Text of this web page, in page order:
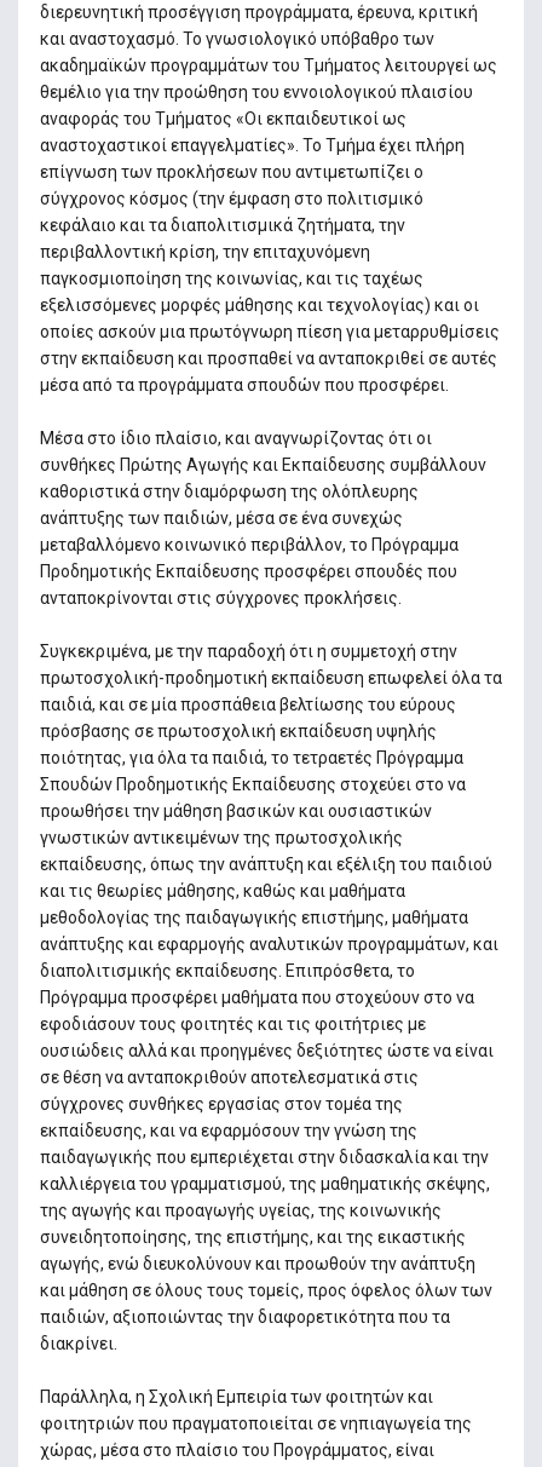
διερευνητική προσέγγιση προγράμματα, έρευνα, κριτική
και αναστοχασμό. Το γνωσιολογικό υπόβαθρο των
ακαδημαϊκών προγραμμάτων του Τμήματος λειτουργεί ως
θεμέλιο για την προώθηση του εννοιολογικού πλαισίου
αναφοράς του Τμήματος «Οι εκπαιδευτικοί ως
αναστοχαστικοί επαγγελματίες». Το Τμήμα έχει πλήρη
επίγνωση των προκλήσεων που αντιμετωπίζει ο
σύγχρονος κόσμος (την έμφαση στο πολιτισμικό
κεφάλαιο και τα διαπολιτισμικά ζητήματα, την
περιβαλλοντική κρίση, την επιταχυνόμενη
παγκοσμιοποίηση της κοινωνίας, και τις ταχέως
εξελισσόμενες μορφές μάθησης και τεχνολογίας) και οι
οποίες ασκούν μια πρωτόγνωρη πίεση για μεταρρυθμίσεις
στην εκπαίδευση και προσπαθεί να ανταποκριθεί σε αυτές
μέσα από τα προγράμματα σπουδών που προσφέρει.
Μέσα στο ίδιο πλαίσιο, και αναγνωρίζοντας ότι οι
συνθήκες Πρώτης Αγωγής και Εκπαίδευσης συμβάλλουν
καθοριστικά στην διαμόρφωση της ολόπλευρης
ανάπτυξης των παιδιών, μέσα σε ένα συνεχώς
μεταβαλλόμενο κοινωνικό περιβάλλον, το Πρόγραμμα
Προδημοτικής Εκπαίδευσης προσφέρει σπουδές που
ανταποκρίνονται στις σύγχρονες προκλήσεις.
Συγκεκριμένα, με την παραδοχή ότι η συμμετοχή στην
πρωτοσχολική-προδημοτική εκπαίδευση επωφελεί όλα τα
παιδιά, και σε μία προσπάθεια βελτίωσης του εύρους
πρόσβασης σε πρωτοσχολική εκπαίδευση υψηλής
ποιότητας, για όλα τα παιδιά, το τετραετές Πρόγραμμα
Σπουδών Προδημοτικής Εκπαίδευσης στοχεύει στο να
προωθήσει την μάθηση βασικών και ουσιαστικών
γνωστικών αντικειμένων της πρωτοσχολικής
εκπαίδευσης, όπως την ανάπτυξη και εξέλιξη του παιδιού
και τις θεωρίες μάθησης, καθώς και μαθήματα
μεθοδολογίας της παιδαγωγικής επιστήμης, μαθήματα
ανάπτυξης και εφαρμογής αναλυτικών προγραμμάτων, και
διαπολιτισμικής εκπαίδευσης. Επιπρόσθετα, το
Πρόγραμμα προσφέρει μαθήματα που στοχεύουν στο να
εφοδιάσουν τους φοιτητές και τις φοιτήτριες με
ουσιώδεις αλλά και προηγμένες δεξιότητες ώστε να είναι
σε θέση να ανταποκριθούν αποτελεσματικά στις
σύγχρονες συνθήκες εργασίας στον τομέα της
εκπαίδευσης, και να εφαρμόσουν την γνώση της
παιδαγωγικής που εμπεριέχεται στην διδασκαλία και την
καλλιέργεια του γραμματισμού, της μαθηματικής σκέψης,
της αγωγής και προαγωγής υγείας, της κοινωνικής
συνειδητοποίησης, της επιστήμης, και της εικαστικής
αγωγής, ενώ διευκολύνουν και προωθούν την ανάπτυξη
και μάθηση σε όλους τους τομείς, προς όφελος όλων των
παιδιών, αξιοποιώντας την διαφορετικότητα που τα
διακρίνει.
Παράλληλα, η Σχολική Εμπειρία των φοιτητών και
φοιτητριών που πραγματοποιείται σε νηπιαγωγεία της
χώρας, μέσα στο πλαίσιο του Προγράμματος, είναι